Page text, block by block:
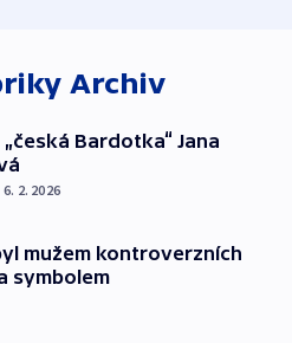
Archiv
Bardotka“ Jana
6. 2. 2026
mužem kontroverzních
symbolem